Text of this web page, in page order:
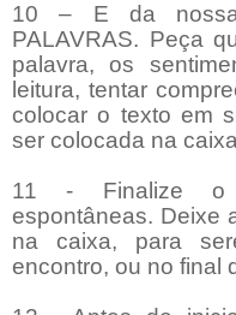
10 – E da nossa
PALAVRAS. Peça
palavra, os
leitura, tentar
colocar o texto em
ser colocada na
11 - Finalize o
espontâneas. Deixe
na caixa, para
encontro, ou no final